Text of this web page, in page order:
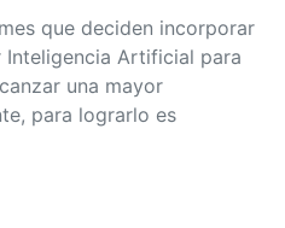
que deciden incorporar
Artificial para
una mayor
para lograrlo es